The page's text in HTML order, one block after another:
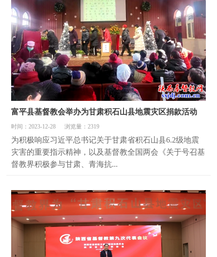
富平县基督教会举办为甘肃积石山县地震灾区捐款活动
时间：2023-12-28 浏览量：2319
为积极响应习近平总书记关于甘肃省积石山县6.2级地震
灾害的重要指示精神，以及基督教全国两会《关于号召基
督教界积极参与甘肃、青海抗...